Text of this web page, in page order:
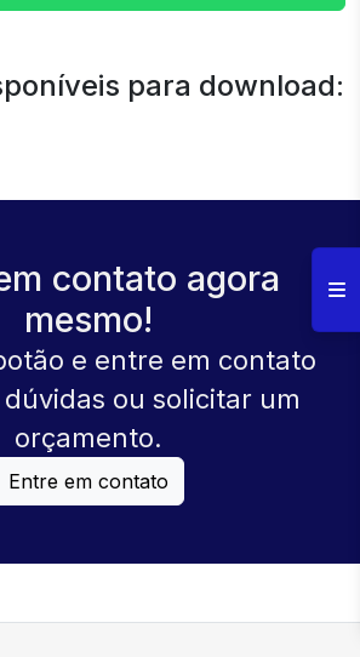
para download:
contato agora
mesmo!
e entre em contato
ou solicitar um
orçamento.
Entre em contato